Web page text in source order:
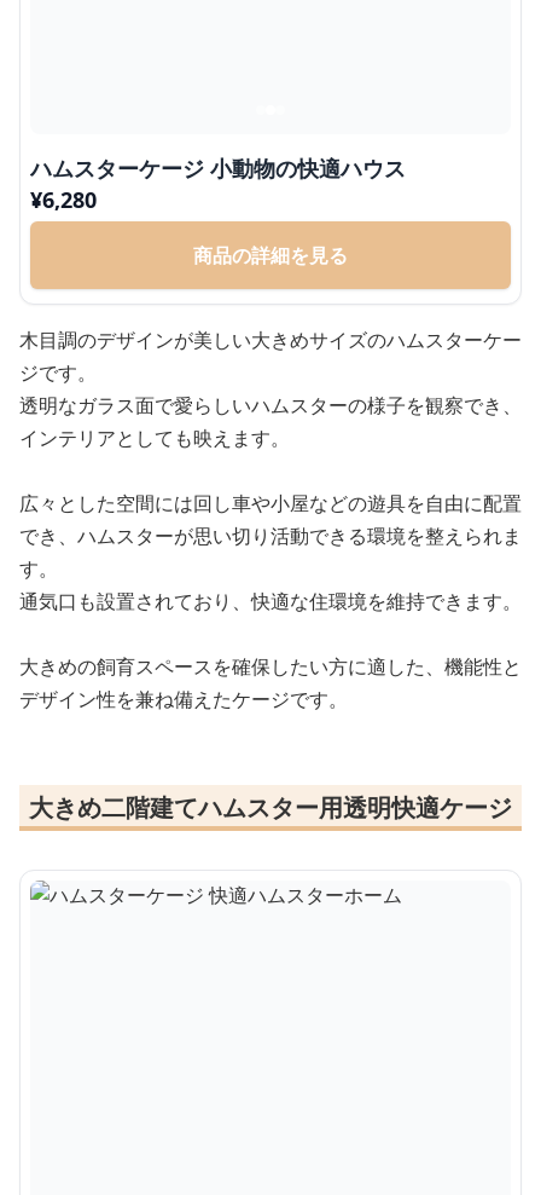
ハムスターケージ 小動物の快適ハウス
¥6,280
商品の詳細を見る
木目調のデザインが美しい大きめサイズのハムスターケー
ジです。
透明なガラス面で愛らしいハムスターの様子を観察でき、
インテリアとしても映えます。
広々とした空間には回し車や小屋などの遊具を自由に配置
でき、ハムスターが思い切り活動できる環境を整えられま
す。
通気口も設置されており、快適な住環境を維持できます。
大きめの飼育スペースを確保したい方に適した、機能性と
デザイン性を兼ね備えたケージです。
大きめ二階建てハムスター用透明快適ケージ